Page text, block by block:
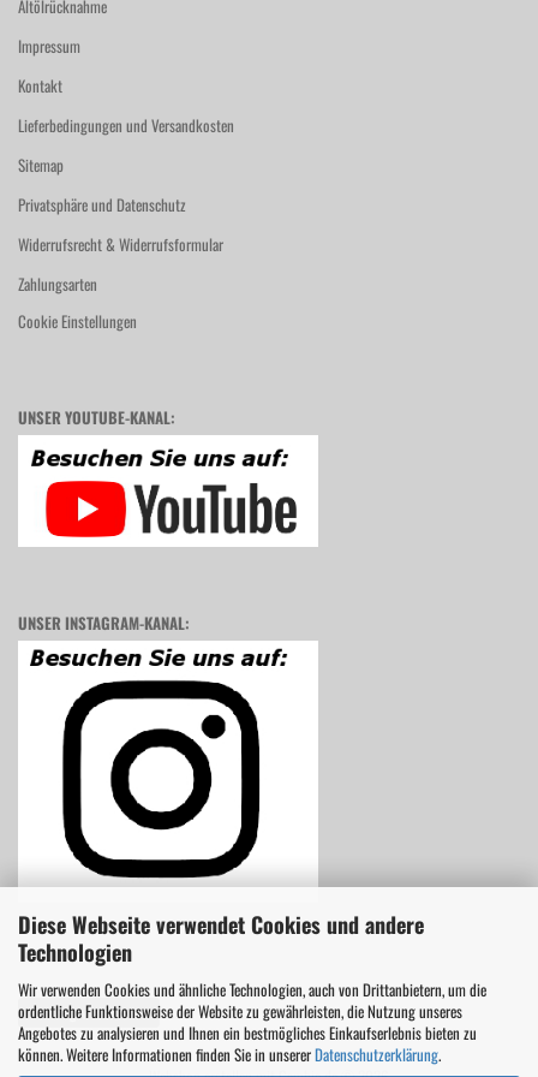
Diese Webseite verwendet Cookies und andere
Technologien
Wir verwenden Cookies und ähnliche Technologien, auch von Drittanbietern, um die
ordentliche Funktionsweise der Website zu gewährleisten, die Nutzung unseres
Angebotes zu analysieren und Ihnen ein bestmögliches Einkaufserlebnis bieten zu
können. Weitere Informationen finden Sie in unsererDatenschutzerklärung.
Altölrücknahme
Impressum
Kontakt
Lieferbedingungen und Versandkosten
Sitemap
Privatsphäre und Datenschutz
Widerrufsrecht & Widerrufsformular
Zahlungsarten
Cookie Einstellungen
UNSER YOUTUBE-KANAL:
UNSER INSTAGRAM-KANAL:
Vertrag widerrufen